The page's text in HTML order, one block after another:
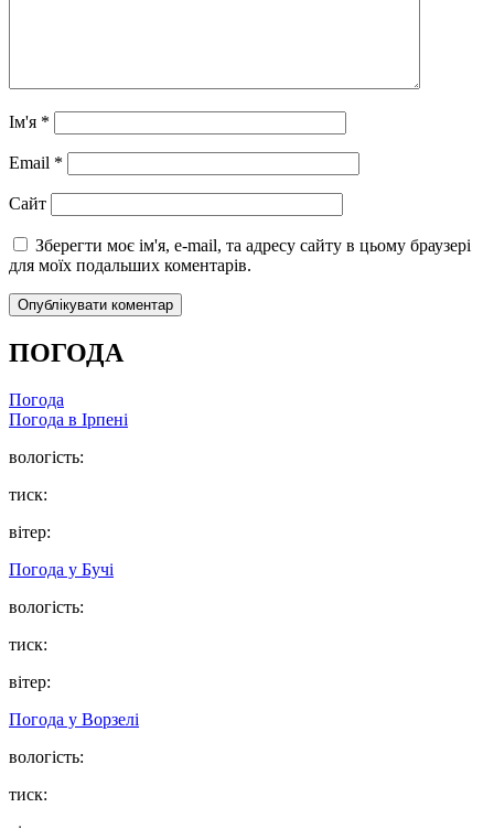
Ім'я *
Email *
Сайт
Зберегти моє ім'я, e-mail, та адресу сайту в цьому браузері
для моїх подальших коментарів.
ПОГОДА
Погода
Погода в Ірпені
вологість:
тиск:
вітер:
Погода у Бучі
вологість:
тиск:
вітер:
Погода у Ворзелі
вологість:
тиск: